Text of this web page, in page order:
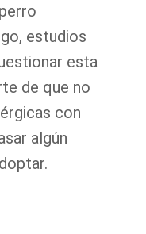
estudios
esta
de que no
con
algún